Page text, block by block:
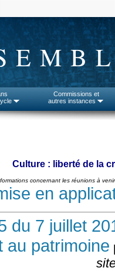
Commissions et
autres instances
Culture : liberté de la
concernant les réunions à
en
du 7 juillet
au patrimoine